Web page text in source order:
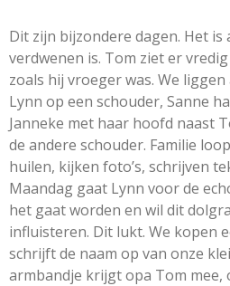
Dit zijn bijzondere dagen. Het
verdwenen is. Tom ziet er
zoals hij vroeger was. We
Lynn op een schouder, Sanne
Janneke met haar hoofd naast
de andere schouder. Familie
huilen, kijken foto’s, schrijven
Maandag gaat Lynn voor de
het gaat worden en wil dit
influisteren. Dit lukt. We kopen
schrijft de naam op van onze
armbandje krijgt opa Tom mee,